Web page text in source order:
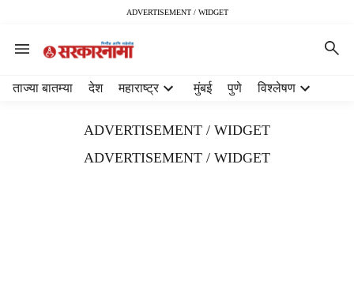
ADVERTISEMENT / WIDGET
ताज्या बातम्या देश महाराष्ट्र मुंबई पुणे विश्लेषण
ADVERTISEMENT / WIDGET
ADVERTISEMENT / WIDGET